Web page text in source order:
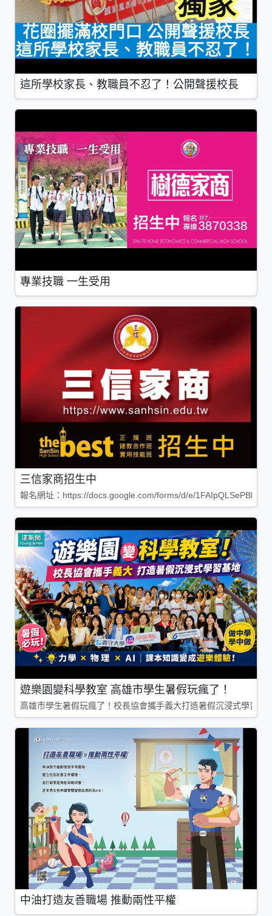
這所學校家長、教職員不忍了！公開聲援校長
專業技職 一生受用
三信家商招生中
報名網址：https://docs.google.com/forms/d/e/
遊樂園變科學教室 高雄市學生暑假玩瘋了！
高雄市學生暑假玩瘋了！校長協會攜手義大打造暑假沉浸式學習基
中油打造友善職場 推動兩性平權